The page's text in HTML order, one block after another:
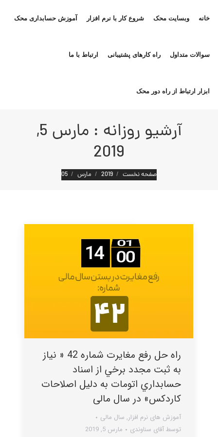
خانه وبسایت محک شروع کار با نرم افزار آموزش حسابداری محک
سوالات متداول راه کارهای پشتیبانی ارتباط با ما
ابزار ارتباط از راه دور محک
آرشیو روزانه :
مارس 5,
2019
مکان شما:
صفحه نخست 2019 مارس 05
راه حل رفع مغایرت شماره 42 « نياز
به ثبت مجدد برخي از اسناد
حسابداري اتومات به دليل اصلاحات
کاردکس» در سال مالی
آموزش های نرم افزار, سال مالی
توسطآقای سناوندی مارس 5, 2019